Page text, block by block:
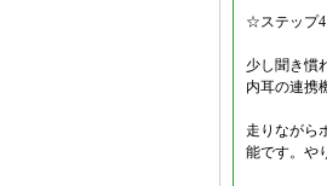
☆ステップ
少し聞き慣
内耳の連携
走りながら
能です。や